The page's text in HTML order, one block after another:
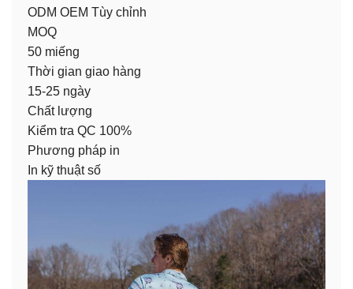
ODM OEM Tùy chỉnh
MOQ
50 miếng
Thời gian giao hàng
15-25 ngày
Chất lượng
Kiểm tra QC 100%
Phương pháp in
In kỹ thuật số